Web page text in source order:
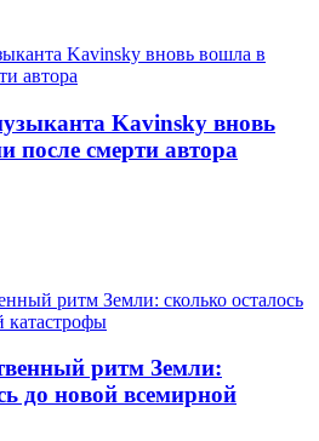
Kavinsky вновь
после смерти автора
ритм Земли:
до новой всемирной